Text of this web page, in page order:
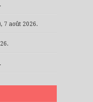
7 août 2026.